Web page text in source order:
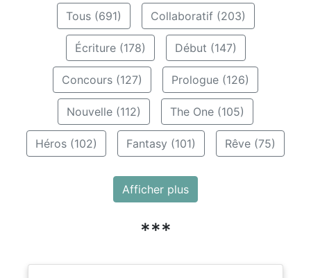
Tous (691) Collaboratif (203)
Écriture (178) Début (147)
Concours (127) Prologue (126)
Nouvelle (112) The One (105)
Héros (102) Fantasy (101) Rêve (75)
Afficher plus
***